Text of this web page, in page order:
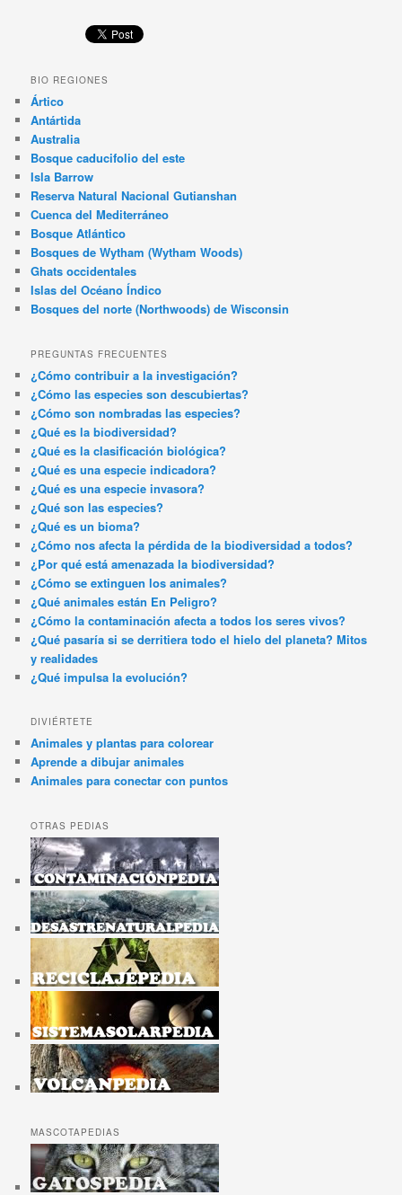
BIO REGIONES
Ártico
Antártida
Australia
Bosque caducifolio del este
Isla Barrow
Reserva Natural Nacional Gutianshan
Cuenca del Mediterráneo
Bosque Atlántico
Bosques de Wytham (Wytham Woods)
Ghats occidentales
Islas del Océano Índico
Bosques del norte (Northwoods) de Wisconsin
PREGUNTAS FRECUENTES
¿Cómo contribuir a la investigación?
¿Cómo las especies son descubiertas?
¿Cómo son nombradas las especies?
¿Qué es la biodiversidad?
¿Qué es la clasificación biológica?
¿Qué es una especie indicadora?
¿Qué es una especie invasora?
¿Qué son las especies?
¿Qué es un bioma?
¿Cómo nos afecta la pérdida de la biodiversidad a todos?
¿Por qué está amenazada la biodiversidad?
¿Cómo se extinguen los animales?
¿Qué animales están En Peligro?
¿Cómo la contaminación afecta a todos los seres vivos?
¿Qué pasaría si se derritiera todo el hielo del planeta? Mitos
y realidades
¿Qué impulsa la evolución?
DIVIÉRTETE
Animales y plantas para colorear
Aprende a dibujar animales
Animales para conectar con puntos
OTRAS PEDIAS
MASCOTAPEDIAS